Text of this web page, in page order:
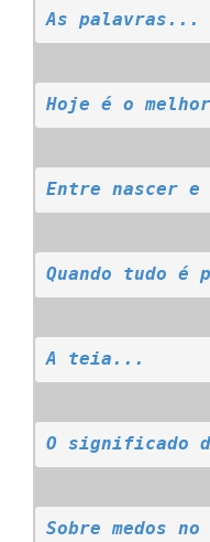
As palavras...
Hoje é o
Entre nascer
Quando tudo é
A teia...
O significado
Sobre medos